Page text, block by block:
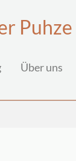
Puhze
Über uns